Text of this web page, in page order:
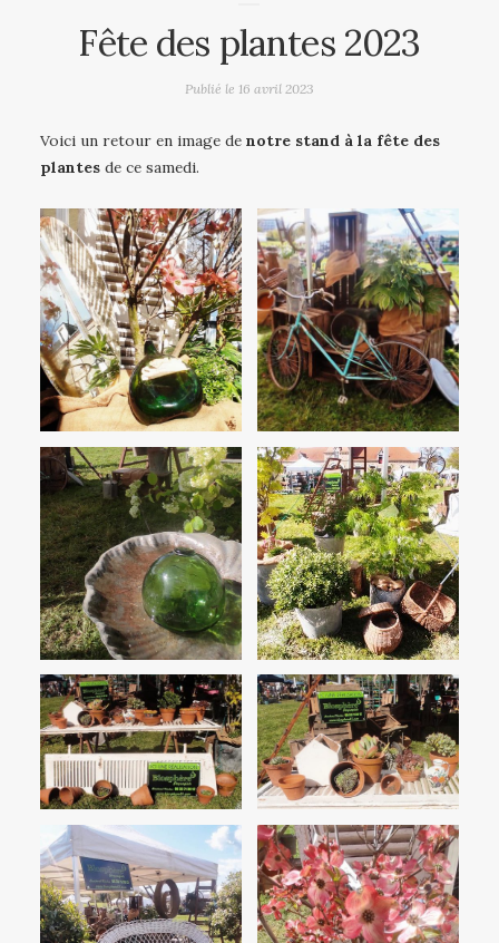
Fête des plantes 2023
Publié le 16 avril 2023
Voici un retour en image de notre stand à la fête des
plantes de ce samedi.